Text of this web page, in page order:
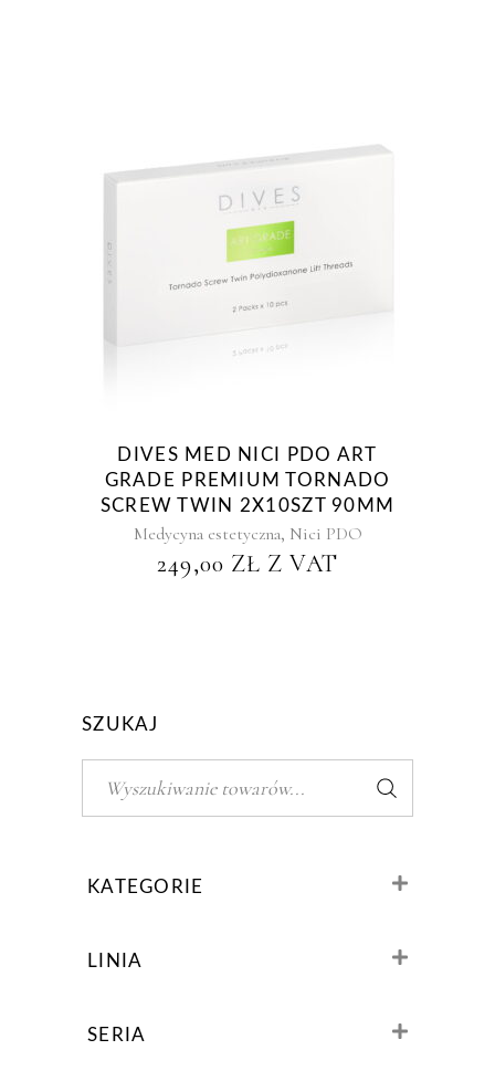
DIVES MED NICI PDO ART
GRADE PREMIUM TORNADO
SCREW TWIN 2X10SZT 90MM
Medycyna estetyczna, Nici PDO
249,00 ZŁ Z VAT
SZUKAJ
KATEGORIE
Nici PDO
LINIA
SERIA